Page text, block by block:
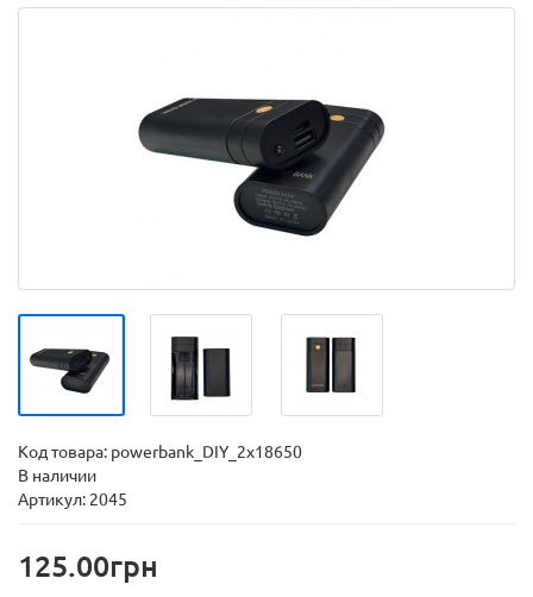
Код товара: powerbank_DIY_2x18650
В наличии
Артикул: 2045
125.00грн